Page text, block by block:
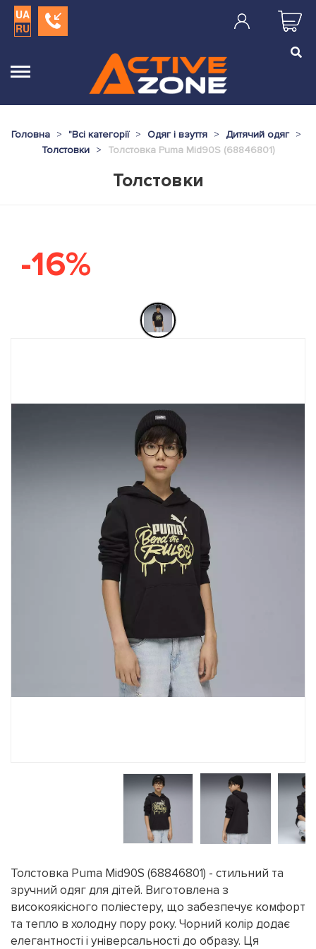
UA
RU
Головна "Всі категорії Одяг і взуття
Дитячий одяг
Толстовки
Толстовка Puma Mid90S (68846801)
Толстовки
-16%
Толстовка Puma Mid90S (68846801) - стильний та
зручний одяг для дітей. Виготовлена з
високоякісного поліестеру, що забезпечує комфорт
та тепло в холодну пору року. Чорний колір додає
елегантності і універсальності до образу. Ця